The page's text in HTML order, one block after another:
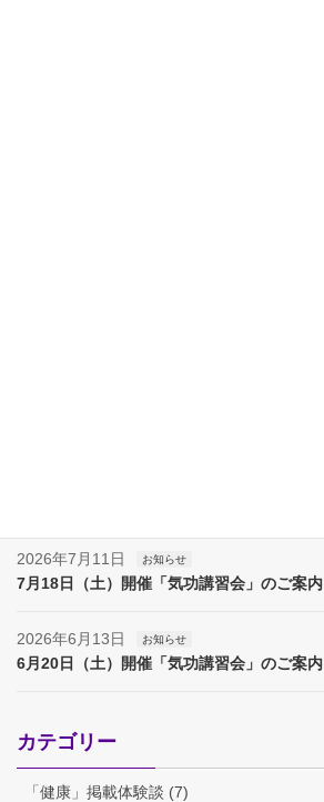
2026年7月11日 お知らせ
7月18日（土）開催「気功講習会」のご案内
2026年6月13日 お知らせ
6月20日（土）開催「気功講習会」のご案内
カテゴリー
「健康」掲載体験談 (7)